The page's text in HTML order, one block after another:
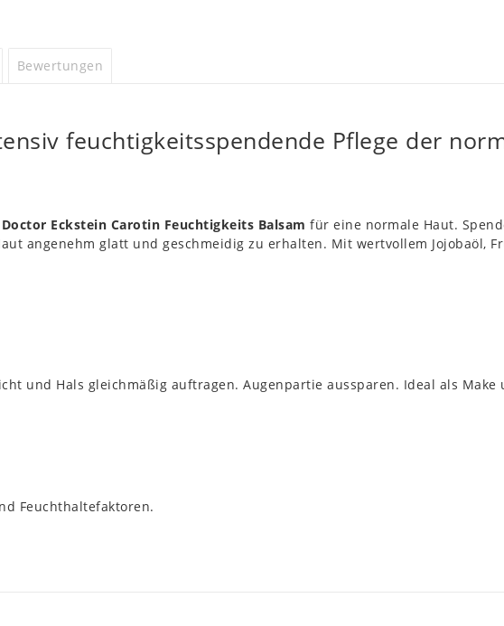
Bewertungen
feuchtigkeitsspendende Pflege der
Doctor Eckstein Carotin Feuchtigkeits Balsam für eine normale Haut.
angenehm glatt und geschmeidig zu erhalten. Mit wertvollem Jojobaöl,
und Hals gleichmäßig auftragen. Augenpartie aussparen. Ideal als Make
Feuchthaltefaktoren.